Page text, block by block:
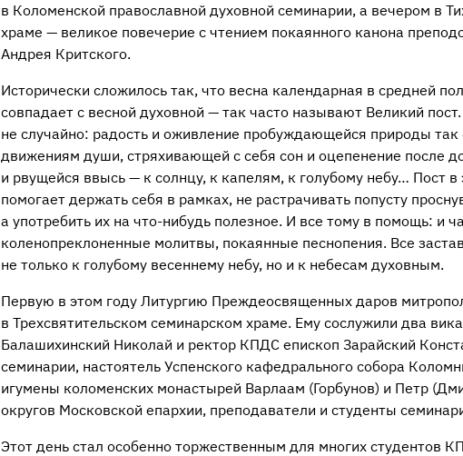
в Коломенской православной духовной семинарии, а вечером в
храме — великое повечерие с чтением покаянного канона
Андрея Критского.
Исторически сложилось так, что весна календарная в средней
совпадает с весной духовной — так часто называют Великий
не случайно: радость и оживление пробуждающейся природы так
движениям души, стряхивающей с себя сон и оцепенение после
и рвущейся ввысь — к солнцу, к капелям, к голубому небу… Пост в
помогает держать себя в рамках, не растрачивать попусту
а употребить их на что-нибудьполезное. И все тому в помощь: и
коленопреклоненные молитвы, покаянные песнопения. Все
не только к голубому весеннему небу, но и к небесам духовным.
Первую в этом году Литургию Преждеосвященных даров
в Трехсвятительском семинарском храме. Ему сослужили два
Балашихинский Николай и ректор КПДС епископ Зарайский
семинарии, настоятель Успенского кафедрального собора
игумены коломенских монастырей Варлаам (Горбунов) и Петр
округов Московской епархии, преподаватели и студенты
Этот день стал особенно торжественным для многих студентов